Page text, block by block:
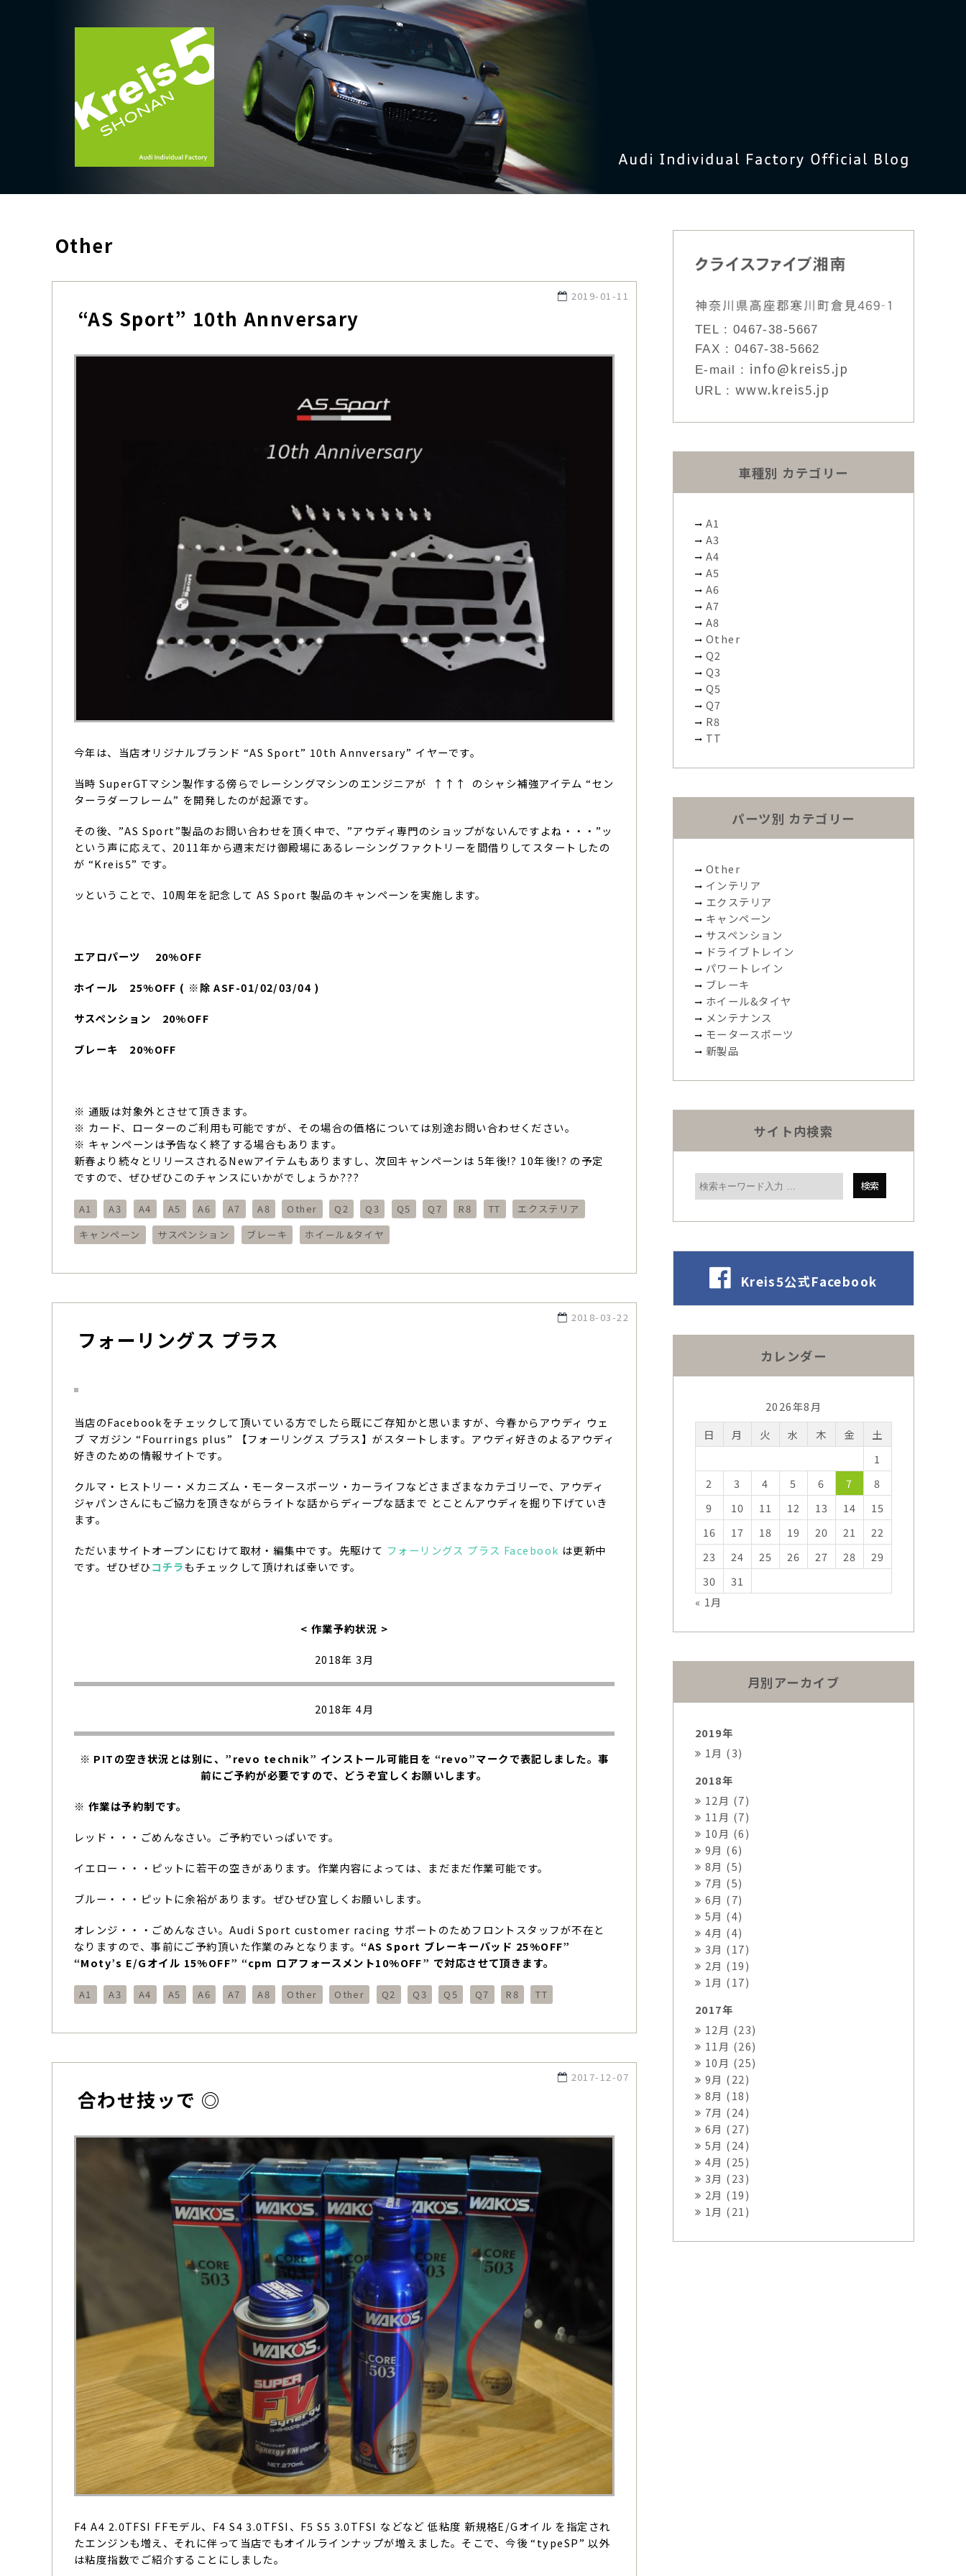
Other
“AS Sport” 10th Annversary
2019-01-11
今年は、当店オリジナルブランド “AS Sport” 10th Annversary” イヤーです。
当時 SuperGTマシン製作する傍らでレーシングマシンのエンジニアが ↑↑↑ のシャシ補強アイテム “セン
ターラダーフレーム” を開発したのが起源です。
その後、”AS Sport”製品のお問い合わせを頂く中で、”アウディ専門のショップがないんですよね・・・”ッ
という声に応えて、2011年から週末だけ御殿場にあるレーシングファクトリーを間借りしてスタートしたの
が “Kreis5” です。
ッということで、10周年を記念して AS Sport 製品のキャンペーンを実施します。
エアロパーツ 20%OFF
ホイール 25%OFF ( ※除 ASF-01/02/03/04 )
サスペンション 20%OFF
ブレーキ 20%OFF
※ 通販は対象外とさせて頂きます。
※ カード、ローターのご利用も可能ですが、その場合の価格については別途お問い合わせください。
※ キャンペーンは予告なく終了する場合もあります。
新春より続々とリリースされるNewアイテムもありますし、次回キャンペーンは 5年後!? 10年後!? の予定
ですので、ぜひぜひこのチャンスにいかがでしょうか???
A1 A3 A4 A5 A6 A7 A8 Other Q2 Q3 Q5 Q7 R8 TT
エクステリア
キャンペーン
サスペンション ブレーキ ホイール&タイヤ
フォーリングス プラス
2018-03-22
当店のFacebookをチェックして頂いている方でしたら既にご存知かと思いますが、今春からアウディ ウェ
ブ マガジン “Fourrings plus” 【フォーリングス プラス】がスタートします。アウディ好きのよるアウディ
好きのための情報サイトです。
クルマ・ヒストリー・メカニズム・モータースポーツ・カーライフなどさまざまなカテゴリーで、アウディ
ジャパンさんにもご協力を頂きながらライトな話からディープな話まで とことんアウディを掘り下げていき
ます。
ただいまサイトオープンにむけて取材・編集中です。先駆けて フォーリングス プラス Facebook は更新中
です。ぜひぜひコチラもチェックして頂ければ幸いです。
< 作業予約状況 >
2018年 3月
2018年 4月
※ PITの空き状況とは別に、”revo technik” インストール可能日を “revo”マークで表記しました。事
前にご予約が必要ですので、どうぞ宜しくお願いします。
※ 作業は予約制です。
レッド・・・ごめんなさい。ご予約でいっぱいです。
イエロー・・・ピットに若干の空きがあります。作業内容によっては、まだまだ作業可能です。
ブルー・・・ピットに余裕があります。ぜひぜひ宜しくお願いします。
オレンジ・・・ごめんなさい。Audi Sport customer racing サポートのためフロントスタッフが不在と
なりますので、事前にご予約頂いた作業のみとなります。 “AS Sport ブレーキーパッド 25%OFF”
“Moty’s E/Gオイル 15%OFF” “cpm ロアフォースメント10%OFF” で対応させて頂きます。
A1 A3 A4 A5 A6 A7 A8 Other Other Q2 Q3 Q5 Q7 R8 TT
合わせ技ッで ◎
2017-12-07
F4 A4 2.0TFSI FFモデル、F4 S4 3.0TFSI、F5 S5 3.0TFSI などなど 低粘度 新規格E/Gオイル を指定され
たエンジンも増え、それに伴って当店でもオイルラインナップが増えました。そこで、今後 “typeSP” 以外
は粘度指数でご紹介することにしました。
TEL : 0467-38-5667
FAX : 0467-38-5662
E-mail : info@kreis5.jp
URL : www.kreis5.jp
車種別 カテゴリー
A1
A3
A4
A5
A6
A7
A8
Other
Q2
Q3
Q5
Q7
R8
TT
パーツ別 カテゴリー
Other
インテリア
エクステリア
キャンペーン
サスペンション
ドライブトレイン
パワートレイン
ブレーキ
ホイール&タイヤ
メンテナンス
モータースポーツ
新製品
サイト内検索
Kreis5公式Facebook
カレンダー
2026年8月
日
月 火 水 木 金
土
1
2
3 4 5 6 7
8
9
10 11 12 13 14
15
16
17 18 19 20 21
22
23
24 25 26 27 28
29
30
31
« 1月
月別アーカイブ
2019年
1月 (3)
2018年
12月 (7)
11月 (7)
10月 (6)
9月 (6)
8月 (5)
7月 (5)
6月 (7)
5月 (4)
4月 (4)
3月 (17)
2月 (19)
1月 (17)
2017年
12月 (23)
11月 (26)
10月 (25)
9月 (22)
8月 (18)
7月 (24)
6月 (27)
5月 (24)
4月 (25)
3月 (23)
2月 (19)
1月 (21)